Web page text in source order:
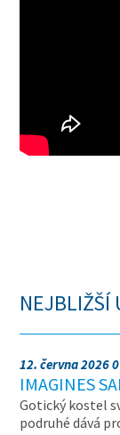
NEJBLIŽŠÍ
12. června 2026
IMAGINES
Gotický kostel
podruhé dává